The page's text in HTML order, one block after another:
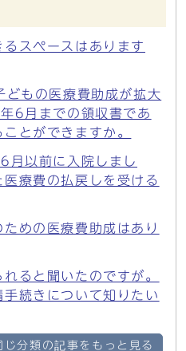
スペースはあります
もの医療費助成が拡大
6月までの領収書であ
とができますか。
月以前に入院しまし
療費の払戻しを受ける
めの医療費助成はあり
ると聞いたのですが。
続きについて知りたい
じ分類の記事をもっと見る